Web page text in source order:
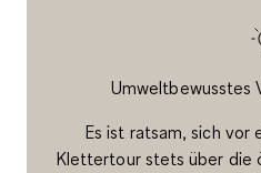
Um­welt­be­wuss­tes
Es ist ratsam, sich vor
Klettertour stets über die